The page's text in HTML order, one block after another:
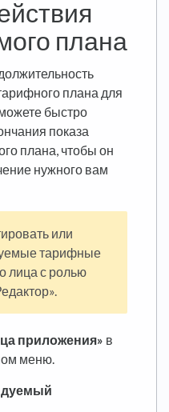
плана
плана для
быстро
показа
плана, чтобы он
нужного вам
или
тарифные
лица с ролью
приложения» в
меню.